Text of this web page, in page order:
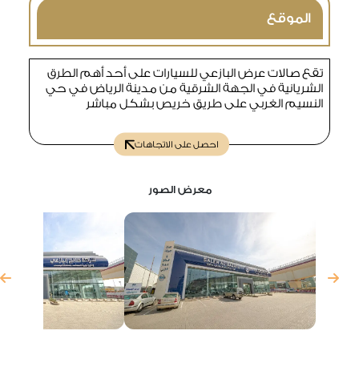
الموقع
تقع صالات عرض البازعي للسيارات على أحد أهم الطرق
الشريانية في الجهة الشرقية من مدينة الرياض في حي
النسيم الغربي على طريق خريص بشكل مباشر
احصل على الاتجاهات
معرض الصور